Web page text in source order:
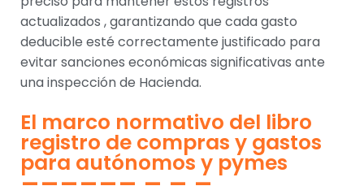
actualizados , garantizando que cada gasto
deducible esté correctamente justificado para
evitar sanciones económicas significativas ante
una inspección de Hacienda.
El marco normativo del libro
registro de compras y gastos
para autónomos y pymes